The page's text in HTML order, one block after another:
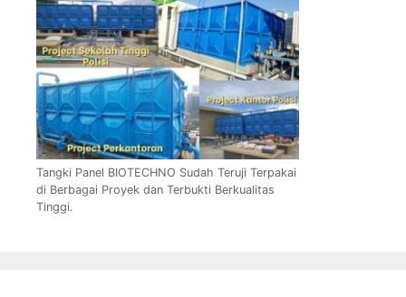
Tangki Panel BIOTECHNO Sudah Teruji Terpakai
di Berbagai Proyek dan Terbukti Berkualitas
Tinggi.